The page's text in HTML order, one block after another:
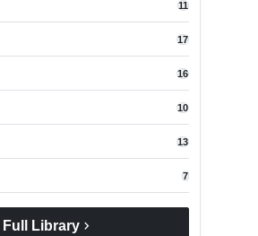
11
17
16
10
13
7
Full Library chevron_right